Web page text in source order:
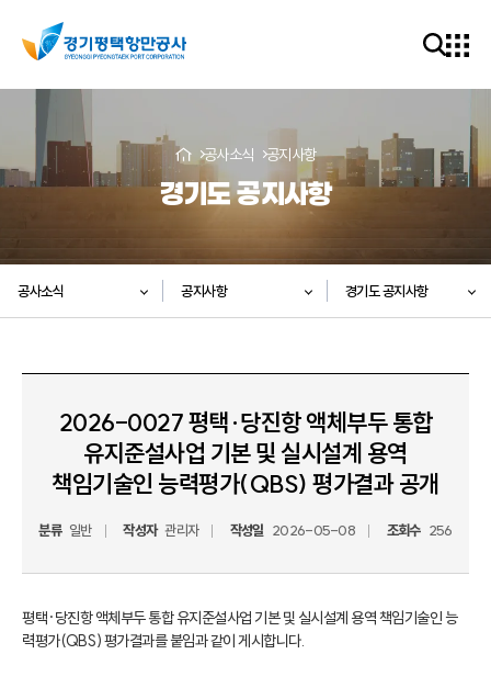
공사소식 공지사항
경기도 공지사항
공사소식 공지사항 경기도 공지사항
2026-0027 평택·당진항 액체부두 통합
유지준설사업 기본 및 실시설계 용역
책임기술인 능력평가(QBS) 평가결과 공개
분류 일반 작성자 관리자 작성일 2026-05-08 조회수 256
평택·당진항 액체부두 통합 유지준설사업 기본 및 실시설계 용역 책임기술인 능
력평가(QBS) 평가결과를 붙임과 같이 게시합니다.